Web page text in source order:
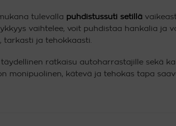
tulevalla puhdistussuti setillä
vaihtelee, voit puhdistaa hankalia ja
tarkasti ja tehokkaasti.
ratkaisu autoharrastajille sekä
monipuolinen, kätevä ja tehokas tapa